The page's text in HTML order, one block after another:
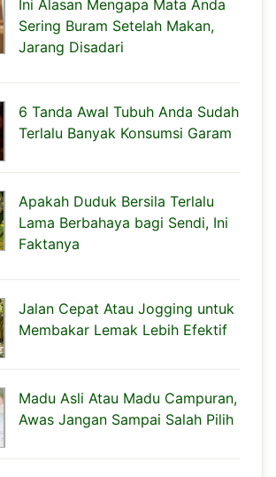
Ini Alasan Mengapa Mata Anda
Sering Buram Setelah Makan,
Jarang Disadari
6 Tanda Awal Tubuh Anda Sudah
Terlalu Banyak Konsumsi Garam
Apakah Duduk Bersila Terlalu
Lama Berbahaya bagi Sendi, Ini
Faktanya
Jalan Cepat Atau Jogging untuk
Membakar Lemak Lebih Efektif
Madu Asli Atau Madu Campuran,
Awas Jangan Sampai Salah Pilih